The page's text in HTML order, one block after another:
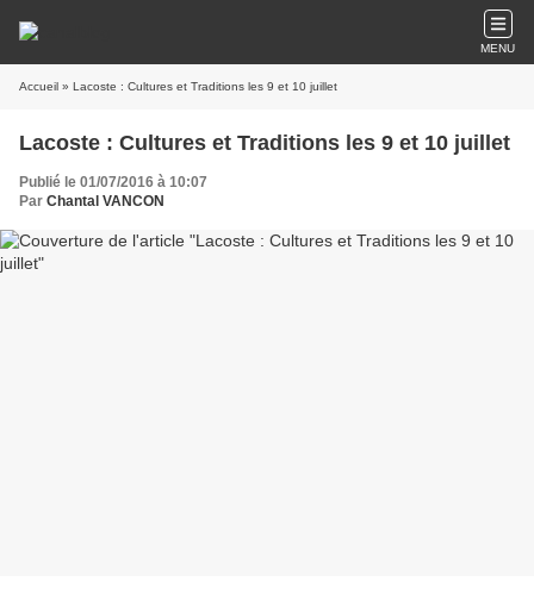
MENU
Accueil » Lacoste : Cultures et Traditions les 9 et 10 juillet
Lacoste : Cultures et Traditions les 9 et 10 juillet
Publié le 01/07/2016 à 10:07
Par Chantal VANCON